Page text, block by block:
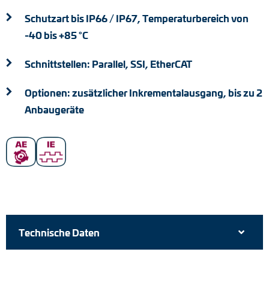
Schutzart bis IP66 / IP67, Temperaturbereich von
-40 bis +85 °C
Schnittstellen: Parallel, SSI, EtherCAT
Optionen: zusätzlicher Inkrementalausgang, bis zu 2
Anbaugeräte
Technische Daten